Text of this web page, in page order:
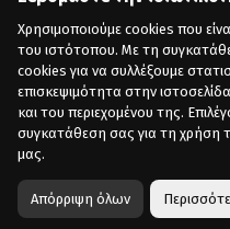
Χρησιμοποιούμε cookies που
του ιστότοπου. Με τη
cookies για να συλλέξουμε
επισκεψιμότητα στην
και του περιεχομένου της.
συγκατάθεση σας για τη χρήση
μας.
Απόρριψη όλων